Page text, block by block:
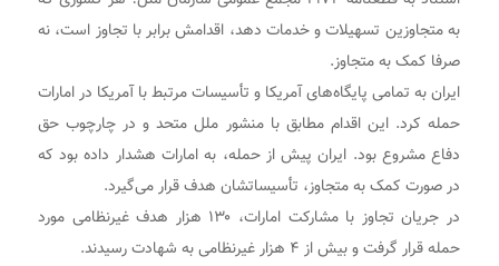
به متجاوزین تسهیلات و خدمات دهد، اقدامش برابر با تجاوز است، نه
صرفا کمک به متجاوز.
ایران به تمامی پایگاه‌های آمریکا و تأسیسات مرتبط با آمریکا در امارات
حمله کرد. این اقدام مطابق با منشور ملل متحد و در چارچوب حق
دفاع مشروع بود. ایران پیش از حمله، به امارات هشدار داده بود که
در صورت کمک به متجاوز، تأسیساتشان هدف قرار می‌گیرد.
در جریان تجاوز با مشارکت امارات، ۱۳۰ هزار هدف غیرنظامی مورد
حمله قرار گرفت و بیش از ۴ هزار غیرنظامی به شهادت رسیدند.